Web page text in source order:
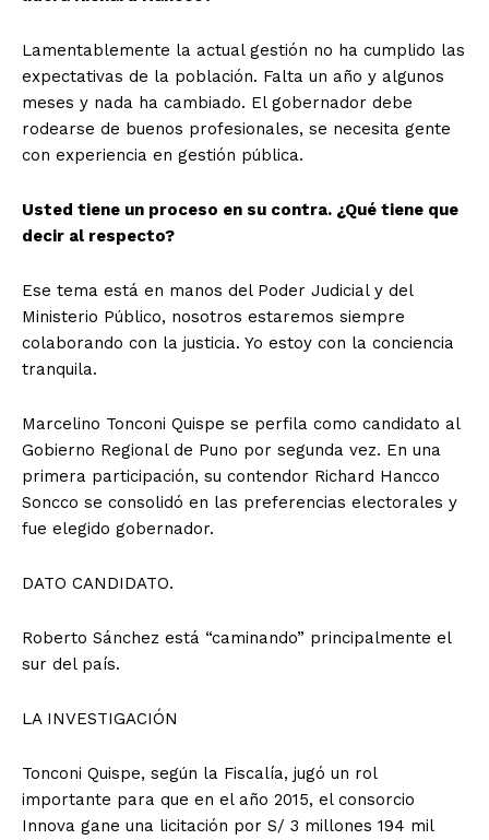
Lamentablemente la actual gestión no ha cumplido las
expectativas de la población. Falta un año y algunos
meses y nada ha cambiado. El gobernador debe
rodearse de buenos profesionales, se necesita gente
con experiencia en gestión pública.
Usted tiene un proceso en su contra. ¿Qué tiene que
decir al respecto?
Ese tema está en manos del Poder Judicial y del
Ministerio Público, nosotros estaremos siempre
colaborando con la justicia. Yo estoy con la conciencia
tranquila.
Marcelino Tonconi Quispe se perfila como candidato al
Gobierno Regional de Puno por segunda vez. En una
primera participación, su contendor Richard Hancco
Soncco se consolidó en las preferencias electorales y
fue elegido gobernador.
DATO CANDIDATO.
Roberto Sánchez está “caminando” principalmente el
sur del país.
LA INVESTIGACIÓN
Tonconi Quispe, según la Fiscalía, jugó un rol
importante para que en el año 2015, el consorcio
Innova gane una licitación por S/ 3 millones 194 mil